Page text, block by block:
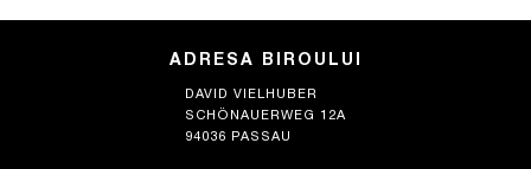
ADRESA BIROULUI
DAVID VIELHUBER
SCHÖNAUERWEG 12A
94036 PASSAU